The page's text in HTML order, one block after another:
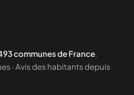
communes de France.
· Avis des habitants depuis